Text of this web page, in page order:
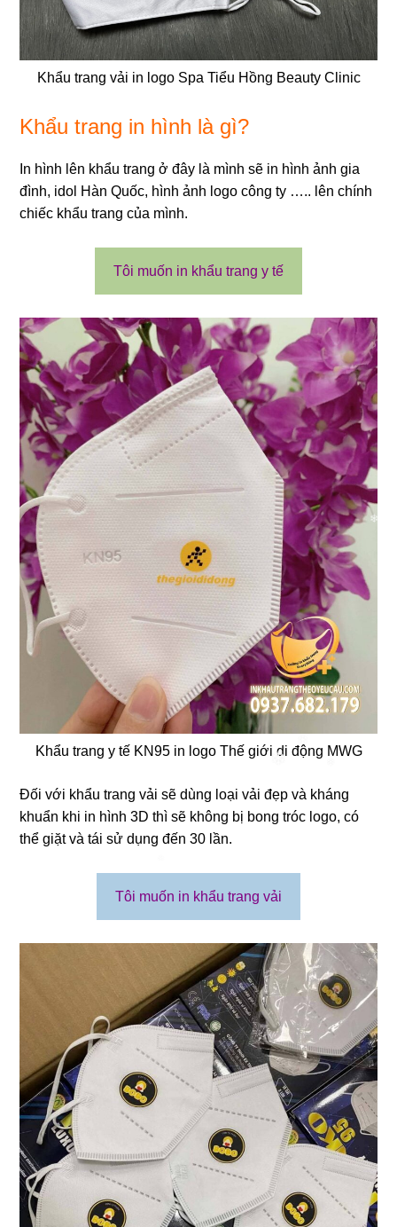
Khẩu trang vải in logo Spa Tiểu Hồng Beauty Clinic
Khẩu trang in hình là gì?
In hình lên khẩu trang ở đây là mình sẽ in hình ảnh gia
đình, idol Hàn Quốc, hình ảnh logo công ty ….. lên chính
chiếc khẩu trang của mình.
Tôi muốn in khẩu trang y tế
Khẩu trang y tế KN95 in logo Thế giới di động MWG
Đối với khẩu trang vải sẽ dùng loại vải đẹp và kháng
khuẩn khi in hình 3D thì sẽ không bị bong tróc logo, có
thể giặt và tái sử dụng đến 30 lần.
Tôi muốn in khẩu trang vải